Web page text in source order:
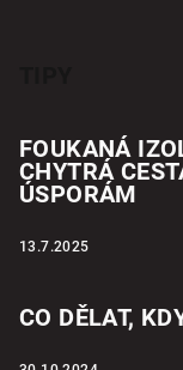
FOUKANÁ
CHYTRÁ
ÚSPORÁM
13.7.2025
CO DĚLAT,